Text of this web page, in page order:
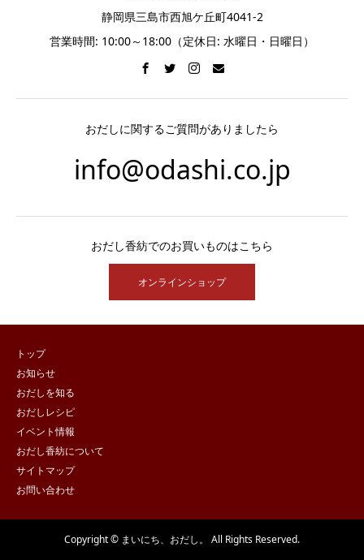
静岡県三島市西旭ケ丘町4041-2
営業時間: 10:00～18:00（定休日: 水曜日・日曜日）
おだしに関するご質問がありましたら
info@odashi.co.jp
おだし香紡でのお買いものはこちら
オンラインショップ
トップ
お知らせ
おだしを知る
おだしレシピ
イベント情報
おだし香紡について
サイトマップ
お問い合わせ
Copyright © まいにち、おだし。 All Rights Reserved.